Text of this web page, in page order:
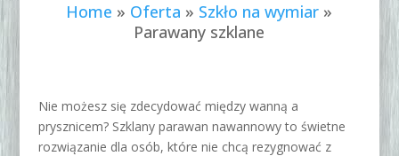
Home » Oferta » Szkło na wymiar »
Parawany szklane
Nie możesz się zdecydować między wanną a
prysznicem? Szklany parawan nawannowy to świetne
rozwiązanie dla osób, które nie chcą rezygnować z